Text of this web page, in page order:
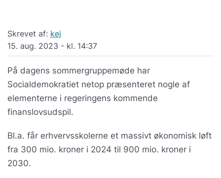
Skrevet af: kej
15. aug. 2023 - kl. 14:37
På dagens sommergruppemøde har
Socialdemokratiet netop præsenteret nogle af
elementerne i regeringens kommende
finanslovsudspil.
Bl.a. får erhvervsskolerne et massivt økonomisk løft
fra 300 mio. kroner i 2024 til 900 mio. kroner i
2030.